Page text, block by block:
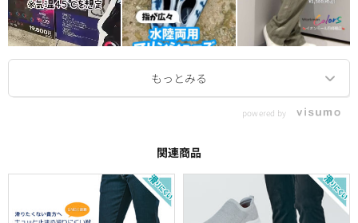
powered by
関連商品